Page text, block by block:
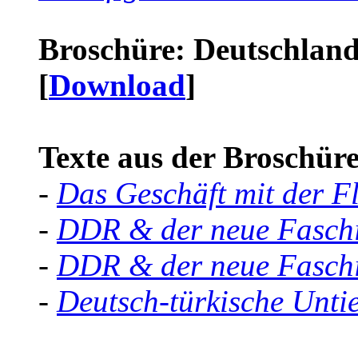
Broschüre:
[Download]
Texte aus der
- Das Geschäft mit der
- DDR & der neue
- DDR & der neue
- Deutsch-türkische